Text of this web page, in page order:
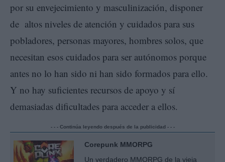
por su envejecimiento y masculinización, disponer
de altos niveles de atención y cuidados para sus
pobladores, personas mayores, hombres solos, que
necesitan esos cuidados para ser autónomos porque
antes no lo han sido ni han sido formados para ello.
Y no hay suficientes recursos de apoyo y sí
demasiadas dificultades para acceder a ellos.
- - - Continúa leyendo después de la publicidad - - -
Corepunk MMORPG
Un verdadero MMORPG de la vieja